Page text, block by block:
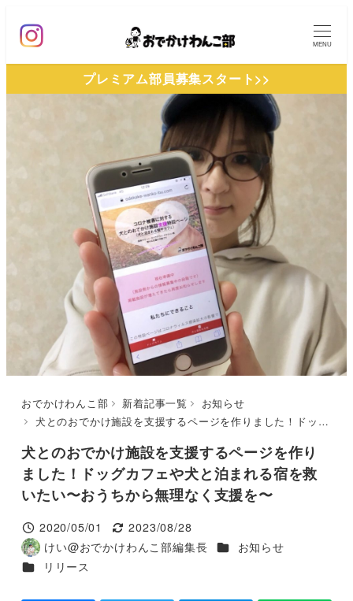
ン
MENU
プレミアム部員募集スタート>>
おでかけわんこ部 新着記事一覧
お知らせ
犬とのおでかけ施設を支援するページを作りました！ドッグカフェや犬と泊まれる宿を救いたい〜おうちから無理なく支援を〜
犬とのおでかけ施設を支援するページを作り
ました！ドッグカフェや犬と泊まれる宿を救
いたい〜おうちから無理なく支援を〜
投稿日
2020/05/01
更新日
2023/08/28
著
者
けい@おでかけわんこ部編集長 カテゴリー
お知らせ
カテゴリー
リリース